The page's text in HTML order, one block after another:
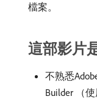
檔案。
這部影片
不熟悉
Builder （